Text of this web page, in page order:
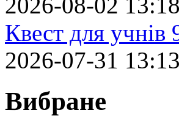
2026-08-02 13:18
Квест для учнів
2026-07-31 13:13
Вибране